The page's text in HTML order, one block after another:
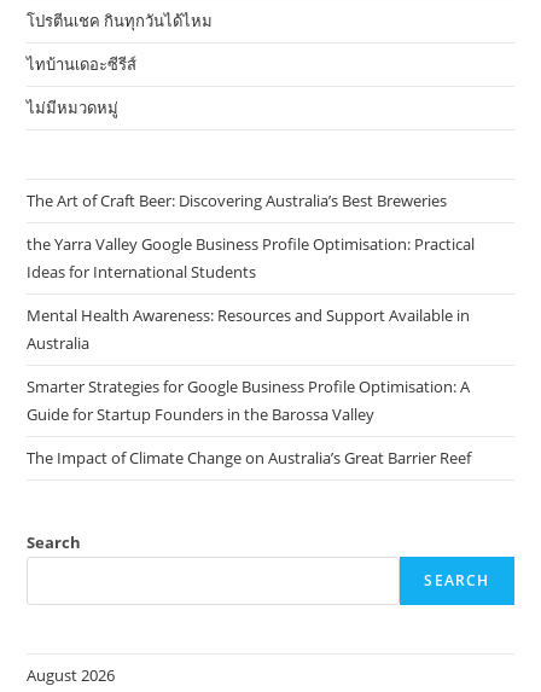
โปรตีนเชค กินทุกวันได้ไหม
ไทบ้านเดอะซีรีส์
ไม่มีหมวดหมู่
The Art of Craft Beer: Discovering Australia’s Best Breweries
the Yarra Valley Google Business Profile Optimisation: Practical
Ideas for International Students
Mental Health Awareness: Resources and Support Available in
Australia
Smarter Strategies for Google Business Profile Optimisation: A
Guide for Startup Founders in the Barossa Valley
The Impact of Climate Change on Australia’s Great Barrier Reef
Search
SEARCH
August 2026